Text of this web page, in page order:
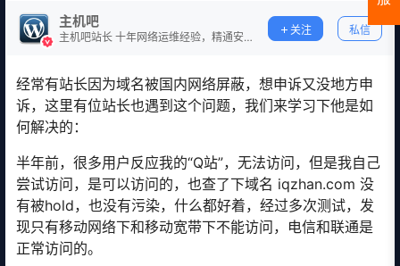
主机吧
主机吧站长 十年网络运维经验，精通安
关注 私信
经常有站长因为域名被国内网络屏蔽，想申诉又没地方申
诉，这里有位站长也遇到这个问题，我们来学习下他是如
何解决的：
半年前，很多用户反应我的“Q站”，无法访问，但是我自己
尝试访问，是可以访问的，也查了下域名 iqzhan.com 没
有被hold，也没有污染，什么都好着，经过多次测试，发
现只有移动网络下和移动宽带下不能访问，电信和联通是
正常访问的。